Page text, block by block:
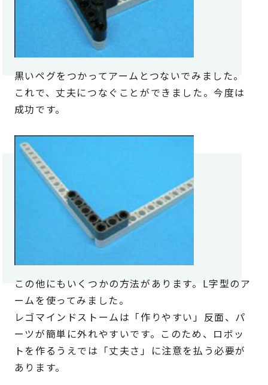
黒いペグをつかってアームとつないでみました。
これで、丈夫につなぐことができました。今度は
成功です。
この他にもいくつかの方法があります。L字型のア
ームを使ってみました。
レゴマインドストームは「作りやすい」反面、パ
ーツが簡単に外れやすいです。このため、ロボッ
トを作るうえでは「丈夫さ」に注意を払う必要が
あります。